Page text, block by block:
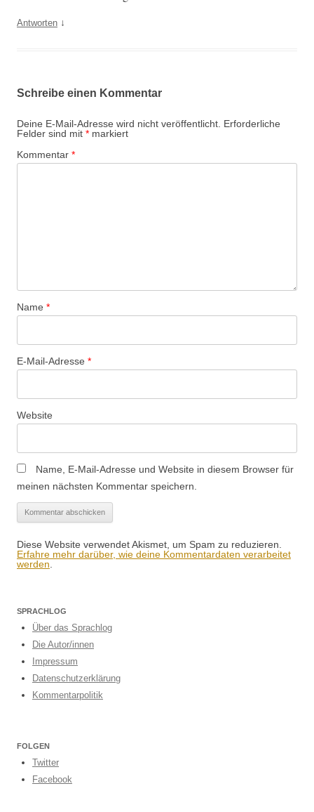
Antworten ↓
Schreibe einen Kommentar
Deine E-Mail-Adresse wird nicht veröffentlicht. Erforderliche
Felder sind mit * markiert
Kommentar *
Name *
E-Mail-Adresse *
Website
Name, E-Mail-Adresse und Website in diesem Browser für
meinen nächsten Kommentar speichern.
Diese Website verwendet Akismet, um Spam zu reduzieren.
Erfahre mehr darüber, wie deine Kommentardaten verarbeitet
werden
SPRACHLOG
Über das Sprachlog
Die Autor/innen
Impressum
Datenschutzerklärung
Kommentarpolitik
FOLGEN
Twitter
Facebook